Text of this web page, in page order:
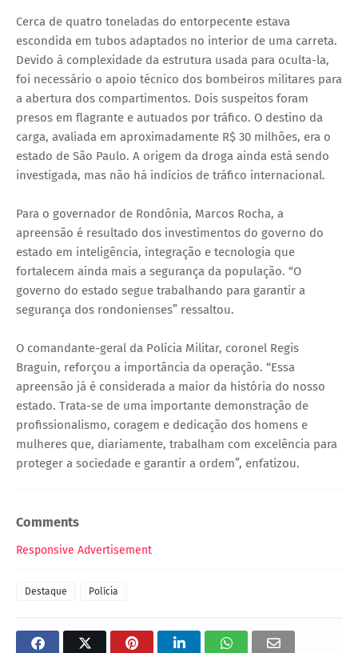
Cerca de quatro toneladas do entorpecente estava
escondida em tubos adaptados no interior de uma carreta.
Devido à complexidade da estrutura usada para oculta-la,
foi necessário o apoio técnico dos bombeiros militares para
a abertura dos compartimentos. Dois suspeitos foram
presos em flagrante e autuados por tráfico. O destino da
carga, avaliada em aproximadamente R$ 30 milhões, era o
estado de São Paulo. A origem da droga ainda está sendo
investigada, mas não há indícios de tráfico internacional.
Para o governador de Rondônia, Marcos Rocha, a
apreensão é resultado dos investimentos do governo do
estado em inteligência, integração e tecnologia que
fortalecem ainda mais a segurança da população. “O
governo do estado segue trabalhando para garantir a
segurança dos rondonienses” ressaltou.
O comandante-geral da Polícia Militar, coronel Regis
Braguin, reforçou a importância da operação. “Essa
apreensão já é considerada a maior da história do nosso
estado. Trata-se de uma importante demonstração de
profissionalismo, coragem e dedicação dos homens e
mulheres que, diariamente, trabalham com excelência para
proteger a sociedade e garantir a ordem”, enfatizou.
Comments
Responsive Advertisement
Destaque Polícia